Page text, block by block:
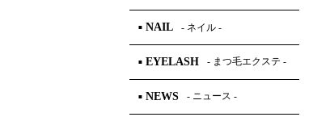
■ NAIL - ネイル -
■ EYELASH - まつ毛エクステ -
■ NEWS - ニュース -